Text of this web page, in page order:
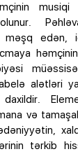
məşq
alətləri
daxildir.
və
tərkib